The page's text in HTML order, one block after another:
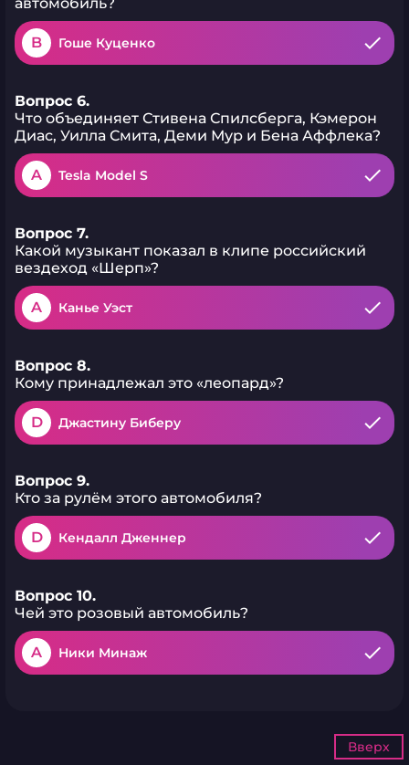
B Гоше Куценко
Вопрос 6.
Что объединяет Стивена Спилсберга, Кэмерон
Диас, Уилла Смита, Деми Мур и Бена Аффлека?
A Tesla Model S
Вопрос 7.
Какой музыкант показал в клипе российский
вездеход «Шерп»?
A Канье Уэст
Вопрос 8.
Кому принадлежал это «леопард»?
D Джастину Биберу
Вопрос 9.
Кто за рулём этого автомобиля?
D Кендалл Дженнер
Вопрос 10.
Чей это розовый автомобиль?
A Ники Минаж
Вверх